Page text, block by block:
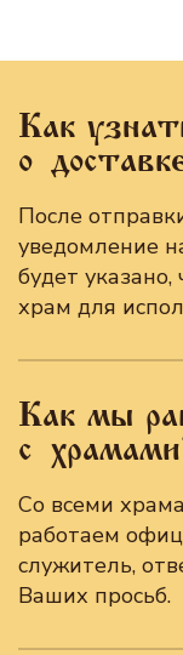
Как
о
После
уведомление
будет
храм для
Как мы
с
Со всеми
работаем
служитель,
Ваших просьб.